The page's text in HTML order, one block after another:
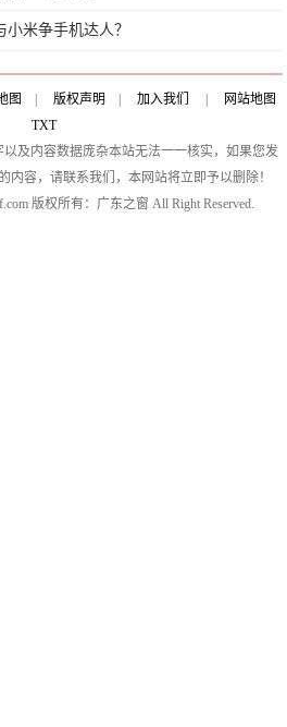
米争手机达人？
图 版权声明 加入我们
网站地图
TXT
及内容数据庞杂本站无法一一核实，如果您发
内容，请联系我们，本网站将立即予以删除！
版权所有：广东之窗 All Right Reserved.